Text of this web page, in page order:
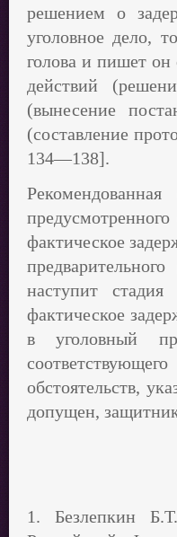
решением о
уголовное дело,
голова и пишет
действий
(вынесение
(составление
134—138].
фактическое
наступит стадия
фактическое
в уголовный
обстоятельств,
допущен,
1. Безлепкин